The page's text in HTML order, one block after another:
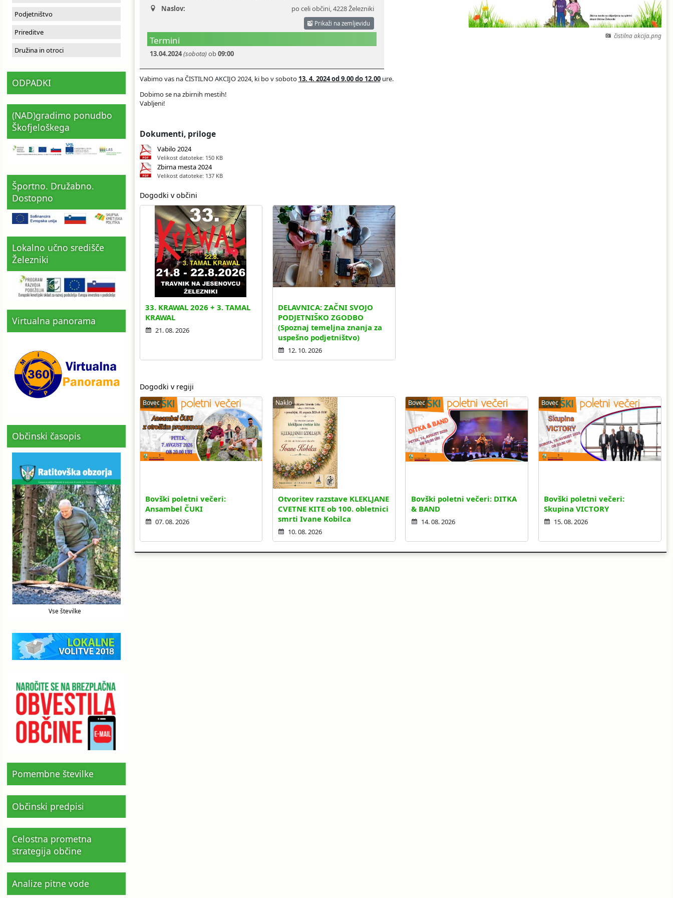
čistilna akcija.png
Naslov:
po celi občini,4228 Železniki
Prikaži na zemljevidu
Termini
13.04.2024(sobota)ob09:00
Vabimo vas na ČISTILNO AKCIJO 2024, ki bo v soboto 13. 4. 2024 od 9.00 do 12.00ure.
Dobimo se na zbirnih mestih!
Vabljeni!
Dokumenti, priloge
Vabilo 2024
Velikost datoteke: 150 KB
Zbirna mesta 2024
Velikost datoteke: 137 KB
Dogodki v občini
33. KRAWAL 2026 + 3. TAMAL
KRAWAL
21. 08. 2026
DELAVNICA: ZAČNI SVOJO
PODJETNIŠKO ZGODBO
(Spoznaj temeljna znanja za
uspešno podjetništvo)
12. 10. 2026
Dogodki v regiji
Bovec
Bovški poletni večeri:
Ansambel ČUKI
07. 08. 2026
Naklo
Otvoritev razstave KLEKLJANE
CVETNE KITE ob 100. obletnici
smrti Ivane Kobilca
10. 08. 2026
Bovec
Bovški poletni večeri: DITKA
& BAND
14. 08. 2026
Bovec
Bovški poletni večeri:
Skupina VICTORY
15. 08. 2026
Podjetništvo
Prireditve
Družina in otroci
ODPADKI
(NAD)gradimo ponudbo
Škofjeloškega
Športno. Družabno.
Dostopno
Lokalno učno središče
Železniki
Virtualna panorama
Občinski časopis
Vse številke
Pomembne številke
Občinski predpisi
Celostna prometna
strategija občine
Analize pitne vode
Ceniki
Katalog informacij javnega značaja
Proračun občine
Uradni dokumenti in povezave